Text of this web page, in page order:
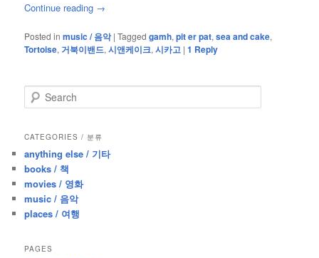
Continue reading →
Posted in music / 음악 |Tagged gamh,pit er pat,sea and cake,
Tortoise, 거북이밴드,시앤케이크,시카고 |1 Reply
e
r
h
CATEGORIES / 분류
anything else / 기타
books / 책
movies / 영화
music / 음악
places / 여행
PAGES